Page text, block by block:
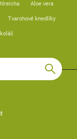
Aloe vera
Tvarohové knedlíky